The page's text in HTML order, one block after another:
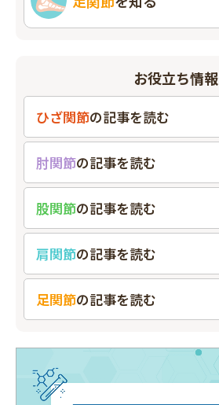
お役立ち情報
ひざ関節の記事を読む
肘関節の記事を読む
股関節の記事を読む
肩関節の記事を読む
足関節の記事を読む